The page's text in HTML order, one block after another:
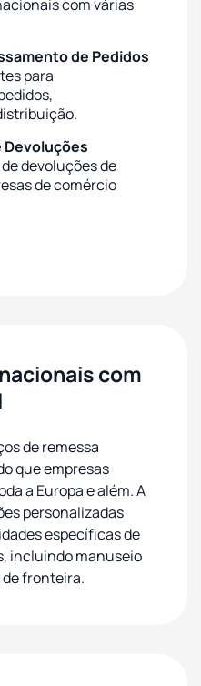
com várias
de Pedidos
para
devoluções de
de comércio
com
de remessa
que empresas
a Europa e além. A
personalizadas
específicas de
incluindo manuseio
fronteira.